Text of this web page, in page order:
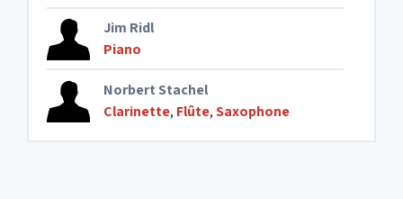
Jim Ridl
Piano
Norbert Stachel
Clarinette, Flûte,Saxophone